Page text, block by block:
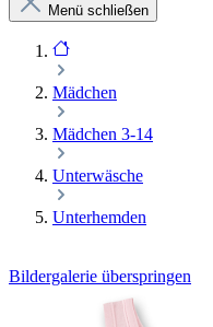
Menü schließen
Mädchen
Mädchen 3-14
Unterwäsche
Unterhemden
Bildergalerie überspringen